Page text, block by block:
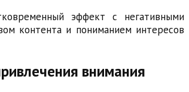
эффект с негативными
контента и пониманием интересов
внимания